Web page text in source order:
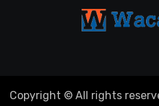
Copyright © All rights